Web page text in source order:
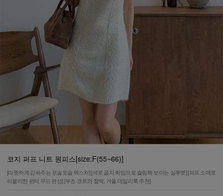
코지 퍼프 니트 원피스[size:F(55~66)]
[따뜻하게 감싸주는 포슬포슬 텍스처] [세로 골지 짜임으로 슬림해 보이는 실루엣] [퍼프 소매로
러블리한 윈터 무드 완성] [부츠·코트와 찰떡, 겨울 데일리룩 추천]